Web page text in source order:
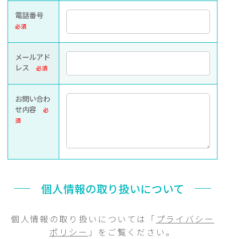
電話番号
必須
メールアド
レス必須
お問い合わ
せ内容必
須
個人情報の取り扱いについて
個人情報の取り扱いについては「 プライバシー
ポリシー 」をご覧ください。